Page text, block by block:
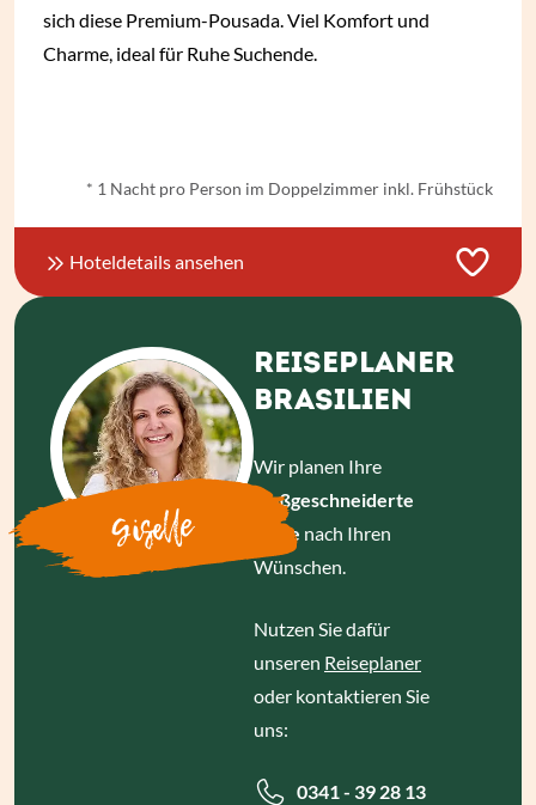
sich diese Premium-Pousada. Viel Komfort und
Charme, ideal für Ruhe Suchende.
* 1 Nacht pro Person im Doppelzimmer inkl. Frühstück
Hoteldetails ansehen
Giselle
REISEPLANER
BRASILIEN
Wir planen Ihre
maßgeschneiderte
Reise nach Ihren
Wünschen.
Nutzen Sie dafür
unseren Reiseplaner
oder kontaktieren Sie
uns:
0341 - 39 28 13